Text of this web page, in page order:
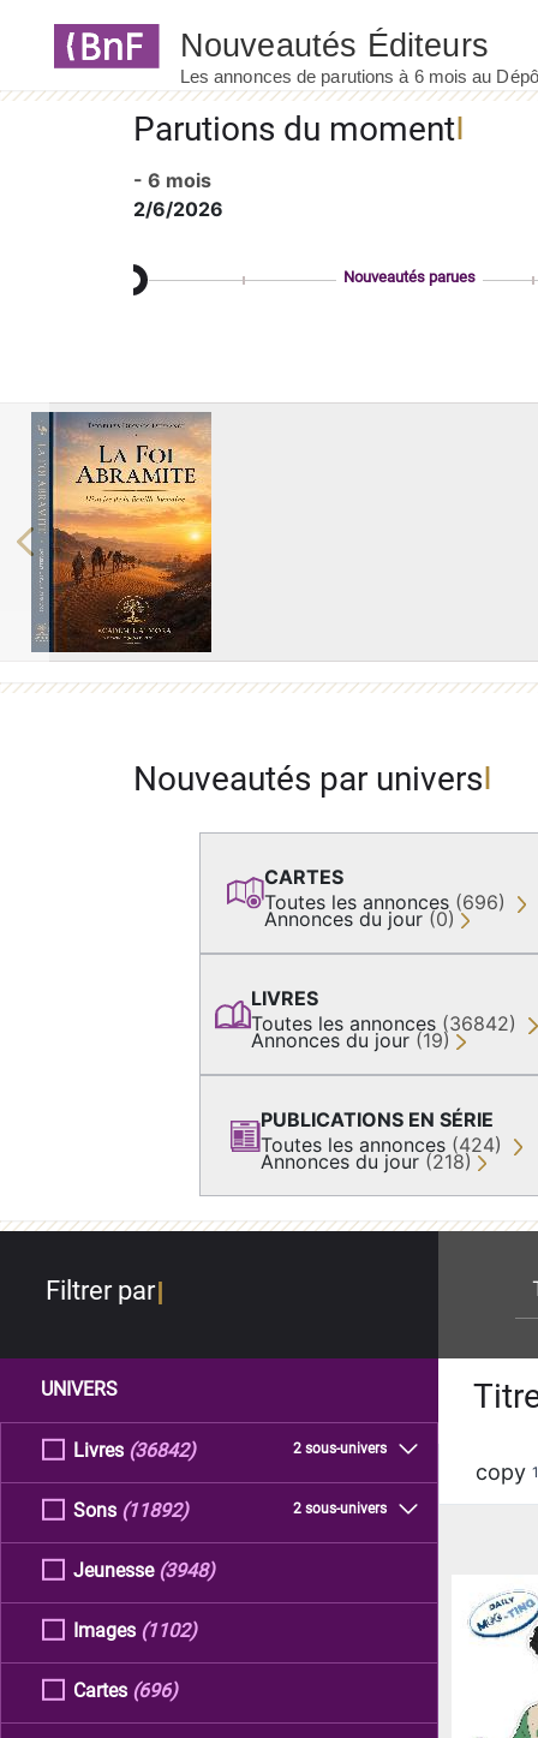
Parutions du moment
- 6 mois
2/6/2026
Nouveautés parues
Previous
Nouveautés par univers
CARTES
Toutes les annonces (696)
Annonces du jour (0)
LIVRES
Toutes les annonces (36842)
Annonces du jour (19)
PUBLICATIONS EN SÉRIE
Toutes les annonces (424)
Annonces du jour (218)
Filtrer par
UNIVERS
Livres 2 sous-univers
(36842)
Sons 2 sous-univers
(11892)
Jeunesse (3948)
Images (1102)
Cartes (696)
copy